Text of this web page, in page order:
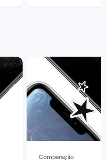
Comparação